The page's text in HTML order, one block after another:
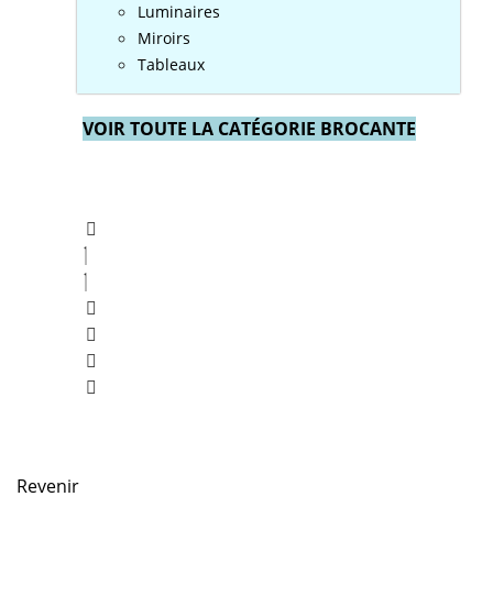
Luminaires
Miroirs
Tableaux
VOIR TOUTE LA CATÉGORIE BROCANTE
Revenir